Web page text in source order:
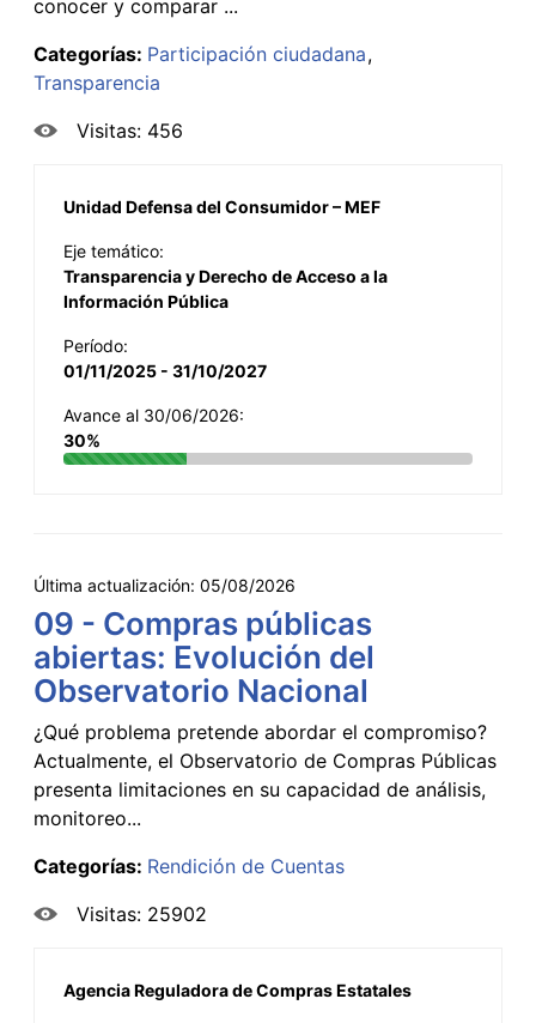
conocer y comparar ...
Categorías: Participación ciudadana
Transparencia
Visitas: 456
Unidad Defensa del Consumidor – MEF
Eje temático:
Transparencia y Derecho de Acceso a la
Información Pública
Período:
01/11/2025 - 31/10/2027
Avance al 30/06/2026:
30%
Última actualización: 05/08/2026
09 - Compras públicas
abiertas: Evolución del
Observatorio Nacional
¿Qué problema pretende abordar el compromiso?
Actualmente, el Observatorio de Compras Públicas
presenta limitaciones en su capacidad de análisis,
monitoreo...
Categorías: Rendición de Cuentas
Visitas: 25902
Agencia Reguladora de Compras Estatales